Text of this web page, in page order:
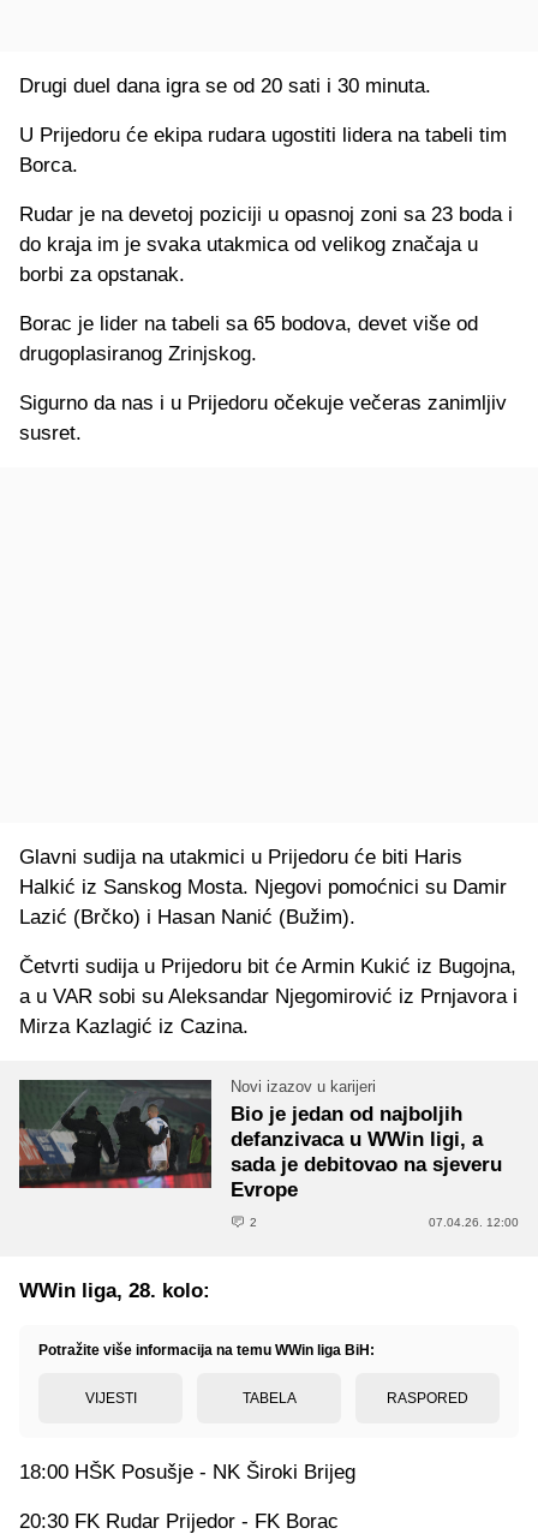
Drugi duel dana igra se od 20 sati i 30 minuta.
U Prijedoru će ekipa rudara ugostiti lidera na tabeli tim
Borca.
Rudar je na devetoj poziciji u opasnoj zoni sa 23 boda i
do kraja im je svaka utakmica od velikog značaja u
borbi za opstanak.
Borac je lider na tabeli sa 65 bodova, devet više od
drugoplasiranog Zrinjskog.
Sigurno da nas i u Prijedoru očekuje večeras zanimljiv
susret.
Glavni sudija na utakmici u Prijedoru će biti Haris
Halkić iz Sanskog Mosta. Njegovi pomoćnici su Damir
Lazić (Brčko) i Hasan Nanić (Bužim).
Četvrti sudija u Prijedoru bit će Armin Kukić iz Bugojna,
a u VAR sobi su Aleksandar Njegomirović iz Prnjavora i
Mirza Kazlagić iz Cazina.
Novi izazov u karijeri
Bio je jedan od najboljih
defanzivaca u WWin ligi, a
sada je debitovao na sjeveru
Evrope
2 07.04.26. 12:00
WWin liga, 28. kolo:
Potražite više informacija na temu WWin liga BiH:
VIJESTI TABELA RASPORED
18:00 HŠK Posušje - NK Široki Brijeg
20:30 FK Rudar Prijedor - FK Borac